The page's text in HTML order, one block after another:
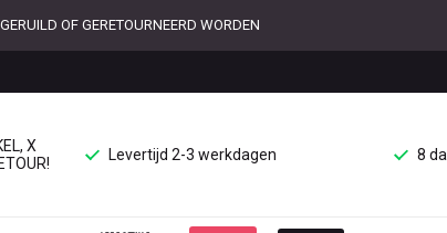
OF GERETOURNEERD WORDEN
X
Levertijd 2-3 werkdagen 8